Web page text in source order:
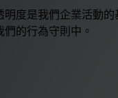
明度是我們企業活動的
的行為守則中。